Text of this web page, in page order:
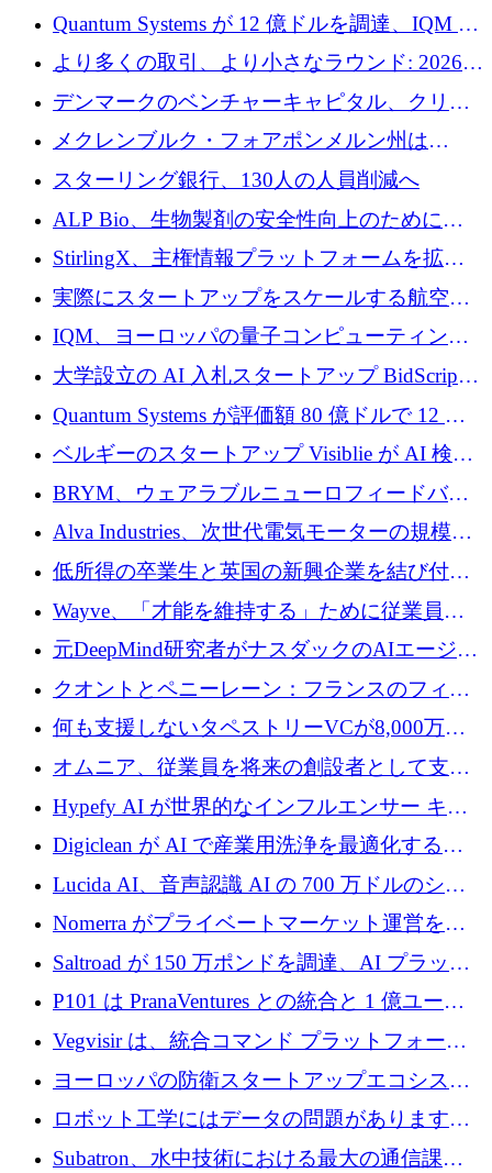
との提携で軍用ドローンにソフトウェアファ
ースト戦略を採用
Quantum Systems が 12 億ドルを調達、IQM が
米国の主要取引所で初の欧州量子企業とな
る、6 月に欧州のスタートアップ資金調達
より多くの取引、より小さなラウンド: 2026
年 6 月に欧州のスタートアップ資金調達
デンマークのベンチャーキャピタル、クリメ
ンタム・キャピタルが気候変動対策ハードウ
ェア投資として初回クローズで6,000万ユーロ
を確保
メクレンブルク・フォアポンメルン州は
Nextcloud を州全体に展開し、オープンソース
戦略を拡大
スターリング銀行、130人の人員削減へ
ALP Bio、生物製剤の安全性向上のために
Venture Kick から 16 万 1,000 ユーロを調達
StirlingX、主権情報プラットフォームを拡張
するためにシリーズ A で 2,000 万ドルを確保
実際にスタートアップをスケールする航空イ
ノベーション モデルを学ぶ
IQM、ヨーロッパの量子コンピューティング
企業として初めて米国の主要取引所に上場
大学設立の AI 入札スタートアップ BidScript
がプレシード資金総額 100 万ドルを突破
Quantum Systems が評価額 80 億ドルで 12 億
ドルを調達
ベルギーのスタートアップ Visiblie が AI 検索
の可視化のために 50 万ユーロを調達
BRYM、ウェアラブルニューロフィードバッ
クプラットフォームの開発に65万ユーロを確
Alva Industries、次世代電気モーターの規模拡
大に 1,600 万ユーロを調達
低所得の卒業生と英国の新興企業を結び付け
るためにCommon Pathを開始
Wayve、「才能を維持する」ために従業員に
8,500万ドルの株式公開買い付けを実施
元DeepMind研究者がナスダックのAIエージェ
ントを拡張するためにCreandumの資金調達で
記録を獲得
クオントとペニーレーン：フランスのフィン
テックの友人と敵
何も支援しないタペストリーVCが8,000万ド
ルの資金を調達、ロンドン事務所を開設
オムニア、従業員を将来の創設者として支援
するために Firedrop でファンドを立ち上げる
Hypefy AI が世界的なインフルエンサー キャ
ンペーンを自動化するためにシリーズ A で
720 万ドルを調達
Digiclean が AI で産業用洗浄を最適化するた
めに 250 万ユーロを調達
Lucida AI、音声認識 AI の 700 万ドルのシー
ドラウンドを終了
Nomerra がプライベートマーケット運営を自
動化するために 200 万ドルを調達
Saltroad が 150 万ポンドを調達、AI プラット
フォーム Ogma を買収して子ども向け言語療
P101 は PranaVentures との統合と 1 億ユーロ
のファンドによりシード投資に拡大
Vegvisir は、統合コマンド プラットフォーム
を通じて関連する無人システムを接続するた
めの資金を調達します
ヨーロッパの防衛スタートアップエコシステ
ムとなったハッカソン
ロボット工学にはデータの問題があります。
Macrodata Labs はそれを解決したいと考えて
Subatron、水中技術における最大の通信課題